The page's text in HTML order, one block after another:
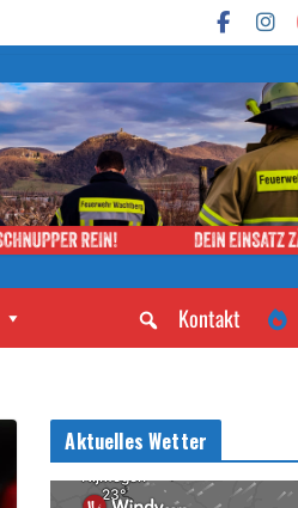
Kontakt
Aktuelles Wetter